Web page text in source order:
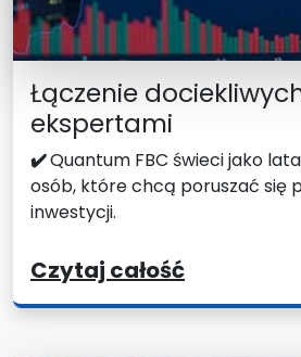
Łączenie
ekspertami
✔️Quantum FBC świeci jako
osób, które chcą poruszać się
inwestycji.
Czytaj całość